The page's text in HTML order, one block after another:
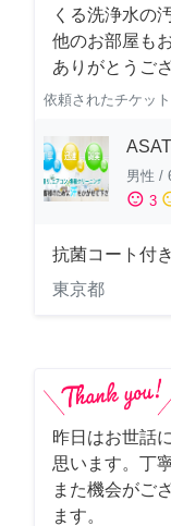
くる洗浄水の
他のお部屋も
ありがとうご
依頼されたチケット
男性 /
sentiment_satisfied 3
抗菌コート付
東京都
昨日はお世話
思います。丁
また機会がご
ます。